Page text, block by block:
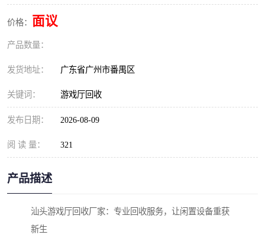
价格： 面议
产品数量：
发货地址： 广东省广州市番禺区
关键词： 游戏厅回收
发布日期： 2026-08-09
阅 读 量： 321
产品描述
汕头游戏厅回收厂家：专业回收服务，让闲置设备重获
新生